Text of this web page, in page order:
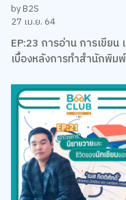
by B2S
27 เม.ย. 64
EP:23 การอ่าน การเขียน
เบื้องหลังการทำสำนักพิม
แนะนำ กับหมอเอ้ว ชัชพล